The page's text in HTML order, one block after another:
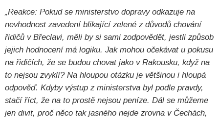
„Reakce: Pokud se ministerstvo dopravy odkazuje na
nevhodnost zavedení blikající zelené z důvodů chování
řidičů v Břeclavi, měli by si sami zodpovědět, jestli způsob
jejich hodnocení má logiku. Jak mohou očekávat u pokusu
na řidičích, že se budou chovat jako v Rakousku, když na
to nejsou zvyklí? Na hloupou otázku je většinou i hloupá
odpověď. Kdyby výstup z ministerstva byl podle pravdy,
stačí říct, že na to prostě nejsou peníze. Dál se můžeme
jen divit, proč něco tak jasného nejde zrovna v Čechách,